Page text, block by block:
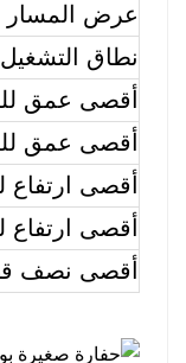
عرض المسار
نطاق التشغيل
أقصى عمق
أقصى عمق
أقصى ارتفاع
أقصى ارتفاع
أقصى نصف